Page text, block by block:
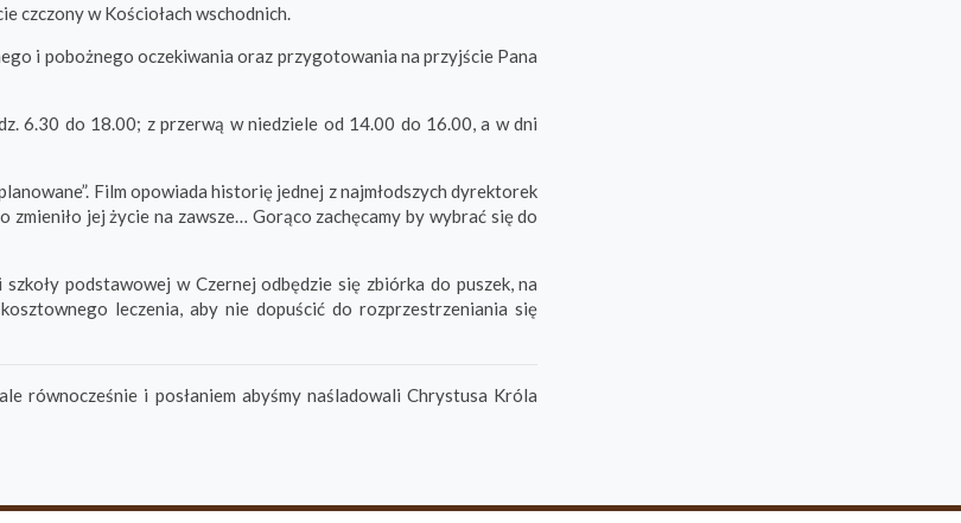
czczony w Kościołach wschodnich.
i pobożnego oczekiwania oraz przygotowania na przyjście Pana
6.30 do 18.00; z przerwą w niedziele od 14.00 do 16.00, a w dni
Film opowiada historię jednej z najmłodszych dyrektorek
jej życie na zawsze… Gorąco zachęcamy by wybrać się do
podstawowej w Czernej odbędzie się zbiórka do puszek, na
leczenia, aby nie dopuścić do rozprzestrzeniania się
równocześnie i posłaniem abyśmy naśladowali Chrystusa Króla